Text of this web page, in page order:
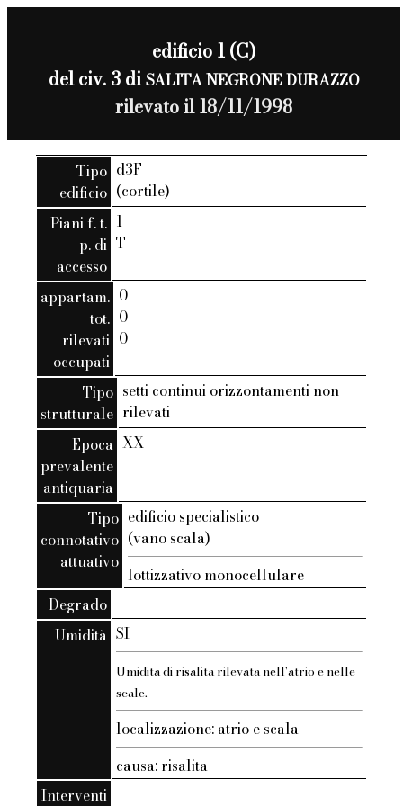
edificio 1 (C)
del civ. 3 diSALITA NEGRONE DURAZZO
rilevato il 18/11/1998
Tipo
edificio
d3F
(cortile)
Piani f. t.
p. di
accesso
1
T
appartam.
tot.
rilevati
occupati
0
0
0
Tipo
strutturale
setti continui orizzontamenti non
rilevati
Epoca
prevalente
antiquaria
XX
Tipo
connotativo
attuativo
edificio specialistico
(vano scala)
lottizzativo monocellulare
Degrado
Umidità SI
Umidita di risalita rilevata nell'atrio e nelle
scale.
localizzazione: atrio e scala
causa: risalita
Interventi